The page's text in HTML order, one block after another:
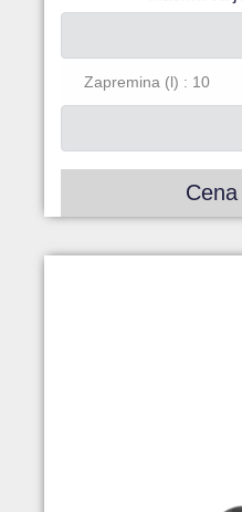
Zapremina (l) : 10